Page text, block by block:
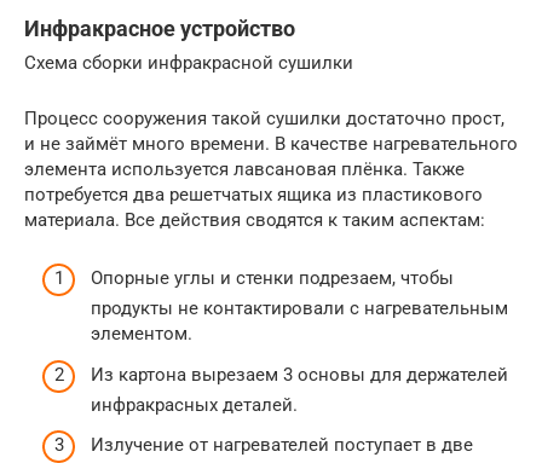
Инфракрасное устройство
Схема сборки инфракрасной сушилки
Процесс сооружения такой сушилки достаточно прост,
и не займёт много времени. В качестве нагревательного
элемента используется лавсановая плёнка. Также
потребуется два решетчатых ящика из пластикового
материала. Все действия сводятся к таким аспектам:
Опорные углы и стенки подрезаем, чтобы
продукты не контактировали с нагревательным
элементом.
Из картона вырезаем 3 основы для держателей
инфракрасных деталей.
Излучение от нагревателей поступает в две